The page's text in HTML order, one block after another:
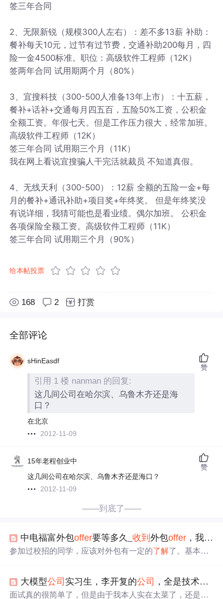
签三年合同
2、无限新锐（规模300人左右）：差不多13薪 补助：
餐补每天10元，过节有过节费，交通补助200每月，四
险一金4500标准。职位：高级软件工程师（12K）
签两年合同 试用期两个月（80%）
3、宜搜科技（300-500人准备13年上市）：十五薪，
餐补+话补+交通每月四五百，五险50%工资，公积金
全额工资。年假七天。但是工作压力很大，经常加班。
高级软件工程师（12K）
签三年合同 试用期三个月（11K）
我在网上看说宜搜骗人干完活就裁员 不知道真假。
4、无线天利（300-500）：12薪 全额的五险一金+每
月的餐补+通讯补助+项目奖+年终奖。 但是年终奖没
有说详细，我猜可能也是看业绩。偶尔加班。 公积金
各项保险全额工资。高级软件工程师（11K）
签三年合同 试用期三个月（90%）
给本帖投票
168 2 打赏
全部评论
sHinEasdf
引用 1 楼 nanman 的回复:
这几间公司在哈尔滨、乌鲁木齐还是海
口？
在北京
2012-11-09
赞
15年老程创业中
这几间公司在哈尔滨、乌鲁木齐还是海口？
2012-11-09
赞
——到底了——
中电福富外包offer要等多久_收到外包offer ，我到底要不要签?
参加过校招的同学，应该对外包有一定的了解了。基本上
些偏重劳动量，而非技术量的工作，都选择外包给第三方
公司来做，这就导致了现在外包公司 发展越来越兴。如果
大模型公司 实习生，李开复的公司 ，全是技术大佬，详情
面试真的很简单了，但是由于我本人实在太菜了，还是挂